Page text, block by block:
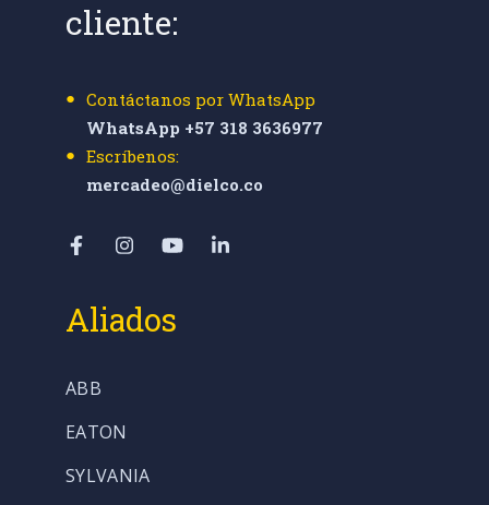
cliente:
Contáctanos por WhatsApp
WhatsApp +57 318 3636977
Escríbenos:
mercadeo@dielco.co
Aliados
ABB
EATON
SYLVANIA